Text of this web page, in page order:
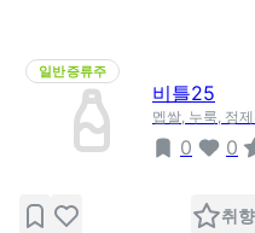
일반증류주
비틀25
멥쌀, 누룩, 정
0 0
취